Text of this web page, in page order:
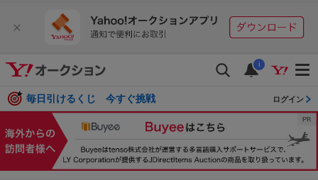
i
毎日引けるくじ 今すぐ挑戦 ログイン